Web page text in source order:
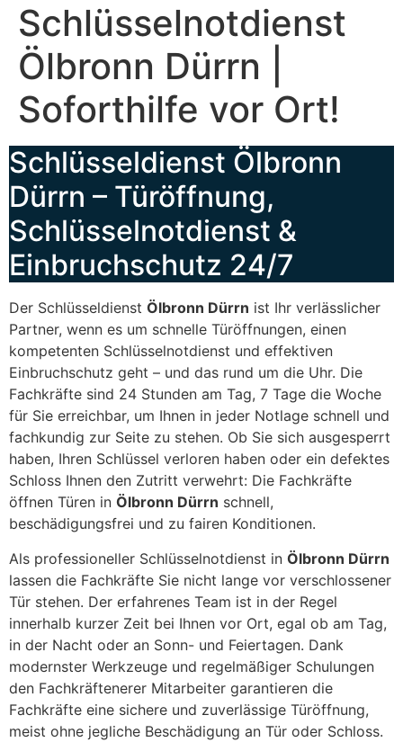
Schlüsselnotdienst
Ölbronn Dürrn |
Soforthilfe vor Ort!
Schlüsseldienst Ölbronn
Dürrn – Türöffnung,
Schlüsselnotdienst &
Einbruchschutz 24/7
Der Schlüsseldienst Ölbronn Dürrn ist Ihr verlässlicher
Partner, wenn es um schnelle Türöffnungen, einen
kompetenten Schlüsselnotdienst und effektiven
Einbruchschutz geht – und das rund um die Uhr. Die
Fachkräfte sind 24 Stunden am Tag, 7 Tage die Woche
für Sie erreichbar, um Ihnen in jeder Notlage schnell und
fachkundig zur Seite zu stehen. Ob Sie sich ausgesperrt
haben, Ihren Schlüssel verloren haben oder ein defektes
Schloss Ihnen den Zutritt verwehrt: Die Fachkräfte
öffnen Türen in Ölbronn Dürrn schnell,
beschädigungsfrei und zu fairen Konditionen.
Als professioneller Schlüsselnotdienst in Ölbronn Dürrn
lassen die Fachkräfte Sie nicht lange vor verschlossener
Tür stehen. Der erfahrenes Team ist in der Regel
innerhalb kurzer Zeit bei Ihnen vor Ort, egal ob am Tag,
in der Nacht oder an Sonn- und Feiertagen. Dank
modernster Werkzeuge und regelmäßiger Schulungen
den Fachkräftenerer Mitarbeiter garantieren die
Fachkräfte eine sichere und zuverlässige Türöffnung,
meist ohne jegliche Beschädigung an Tür oder Schloss.